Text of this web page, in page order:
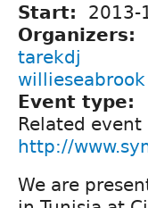
Start: 2013-
Organizers:
tarekdj
willieseabrook
Event type:
Related
http://
We are